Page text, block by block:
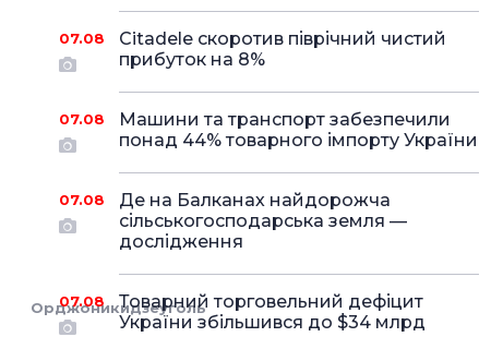
Орджоникидзеуголь
07.08
Citadele скоротив піврічний чистий
прибуток на 8%
07.08
Машини та транспорт забезпечили
понад 44% товарного імпорту України
07.08
Де на Балканах найдорожча
сільськогосподарська земля —
дослідження
07.08
Товарний торговельний дефіцит
України збільшився до $34 млрд